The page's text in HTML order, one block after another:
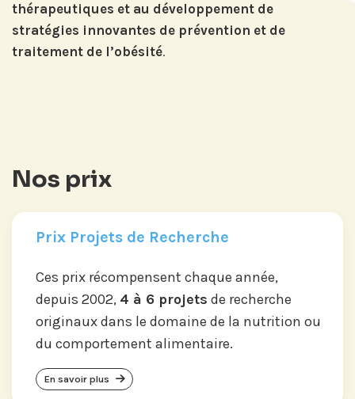
thérapeutiques et au développement de
stratégies innovantes de prévention et de
traitement de l’obésité.
Nos prix
Prix Projets de Recherche
Ces prix récompensent chaque année,
depuis 2002, 4 à 6 projets de recherche
originaux dans le domaine de la nutrition ou
du comportement alimentaire.
En savoir plus